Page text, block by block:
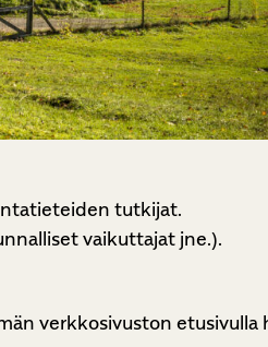
tutkijat.
vaikuttajat jne.).
verkkosivuston etusivulla